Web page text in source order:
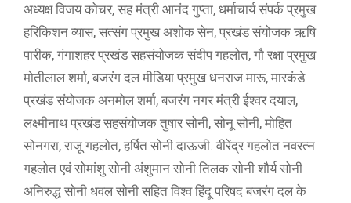
अध्यक्ष विजय कोचर, सह मंत्री आनंद गुप्ता, धर्माचार्य संपर्क प्रमुख
हरिकिशन व्यास, सत्संग प्रमुख अशोक सेन, प्रखंड संयोजक ऋषि
पारीक, गंगाशहर प्रखंड सहसंयोजक संदीप गहलोत, गौ रक्षा प्रमुख
मोतीलाल शर्मा, बजरंग दल मीडिया प्रमुख धनराज मारू, मारकंडे
प्रखंड संयोजक अनमोल शर्मा, बजरंग नगर मंत्री ईश्वर दयाल,
लक्ष्मीनाथ प्रखंड सहसंयोजक तुषार सोनी, सोनू सोनी, मोहित
सोनगरा, राजू गहलोत, हर्षित सोनी.दाऊजी. वीरेंद्र गहलोत नवरत्न
गहलोत एवं सोमांशु सोनी अंशुमान सोनी तिलक सोनी शौर्य सोनी
अनिरुद्ध सोनी धवल सोनी सहित विश्व हिंदू परिषद बजरंग दल के